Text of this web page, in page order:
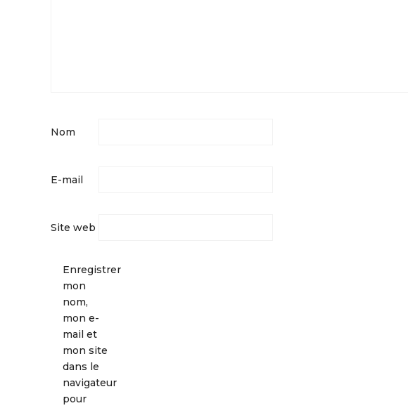
Nom
E-mail
Site web
Enregistrer
mon
nom,
mon e-
mail et
mon site
dans le
navigateur
pour